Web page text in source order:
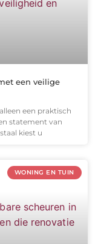
een veilige
een praktisch
statement van
kiest u
WONING EN TUIN